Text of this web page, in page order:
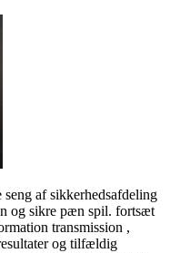
seng af sikkerhedsafdeling
og sikre pæn spil. fortsæt
transmission ,
og tilfældig